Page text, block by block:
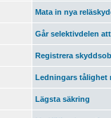
Mata in nya
Går selektivdelen
Registrera
Ledningars tålighet
Lägsta säkring